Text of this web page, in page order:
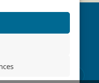
les dernières